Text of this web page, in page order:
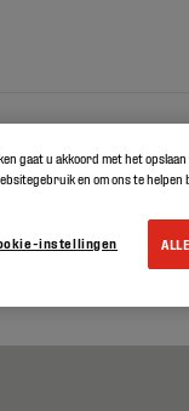
gaat u akkoord met het
en om ons te helpen
instellingen